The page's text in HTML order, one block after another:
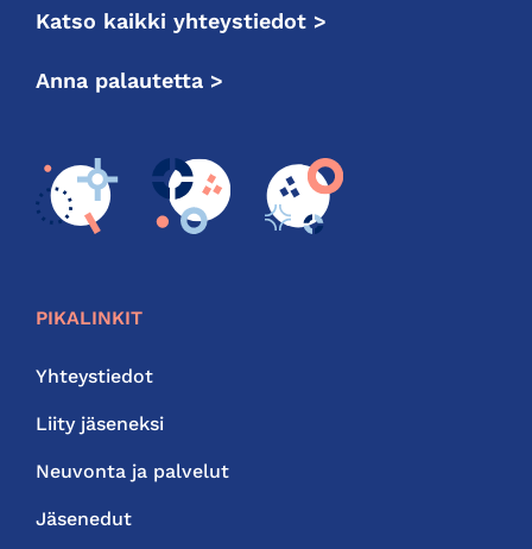
Katso kaikki yhteystiedot >
Anna palautetta >
PIKALINKIT
Yhteystiedot
Liity jäseneksi
Neuvonta ja palvelut
Jäsenedut